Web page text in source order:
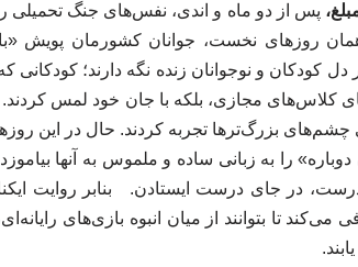
پس از دو ماه و اندی، نفس‌های جنگ تحمیلی
روزهای نخست، جوانان کشورمان پویش
کودکان و نوجوانان زنده نگه دارند؛ کودکانی
کلاس‌های مجازی، بلکه با جان خود لمس کردند.
چشم‌های بزرگ‌ترها تجربه کردند. حال در این
را به زبانی ساده و ملموس به آنها
در جای درست ایستادن. بنابر روایت
می‌کند تا بتوانند از میان انبوه بازی‌های